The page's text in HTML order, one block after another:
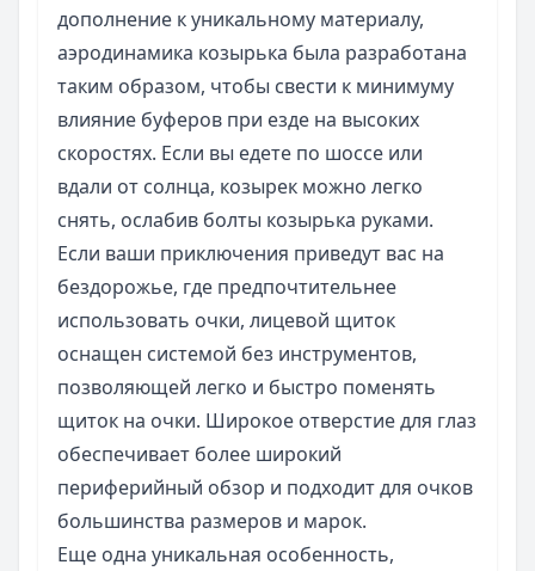
дополнение к уникальному материалу,
аэродинамика козырька была разработана
таким образом, чтобы свести к минимуму
влияние буферов при езде на высоких
скоростях. Если вы едете по шоссе или
вдали от солнца, козырек можно легко
снять, ослабив болты козырька руками.
Если ваши приключения приведут вас на
бездорожье, где предпочтительнее
использовать очки, лицевой щиток
оснащен системой без инструментов,
позволяющей легко и быстро поменять
щиток на очки. Широкое отверстие для глаз
обеспечивает более широкий
периферийный обзор и подходит для очков
большинства размеров и марок.
Еще одна уникальная особенность,